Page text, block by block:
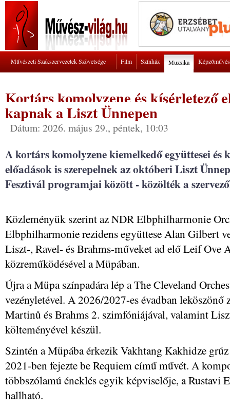
Művészeti Szakszervezetek Szövetsége Film Színház Muzsika
Kortárs komolyzene és kísérletező
kapnak a Liszt Ünnepen
Dátum: 2026. május 29., péntek, 10:03
A kortárs komolyzene kiemelkedő együttesei és
előadások is szerepelnek az októberi Liszt
Fesztivál programjai között - közölték a
Közleményük szerint az NDR Elbphilharmonie
Elbphilharmonie rezidens együttese Alan Gilbert
Liszt-, Ravel- és Brahms-műveket ad elő Leif Ove
közreműködésével a Müpában.
Újra a Müpa színpadára lép a The Cleveland
vezényletével. A 2026/2027-es évadban leköszönő
Martinů és Brahms 2. szimfóniájával, valamint
költeményével készül.
Szintén a Müpába érkezik Vakhtang Kakhidze grúz
2021-ben fejezte be Requiem című művét. A
többszólamú éneklés egyik képviselője, a Rustavi
hallható.